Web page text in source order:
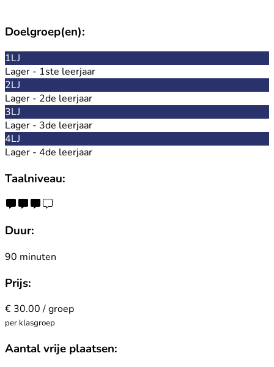
Doelgroep(en):
1LJ
Lager - 1ste leerjaar
2LJ
Lager - 2de leerjaar
3LJ
Lager - 3de leerjaar
4LJ
Lager - 4de leerjaar
Taalniveau:
Duur:
90 minuten
Prijs:
€ 30.00 / groep
per klasgroep
Aantal vrije plaatsen: